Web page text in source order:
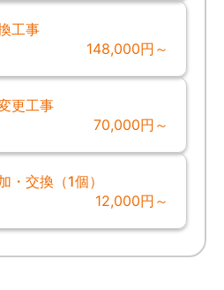
工事
148,000円～
更工事
70,000円～
・交換（1個）
12,000円～